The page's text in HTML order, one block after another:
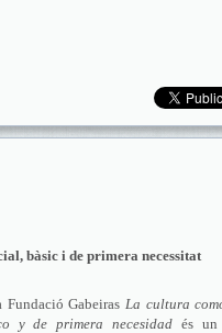
bàsic i de primera necessitat
Fundació Gabeiras La cultura
y de primera necesidad és